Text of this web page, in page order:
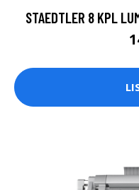
STAEDTLER 8 KPL